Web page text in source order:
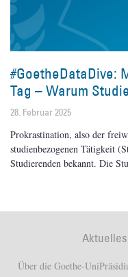
#GoetheDataDive:
Tag – Warum
28. Februar 2025
Prokrastination, also der
studienbezogenen Tätigkeit
Studierenden bekannt. Die
Über die Goethe-Uni